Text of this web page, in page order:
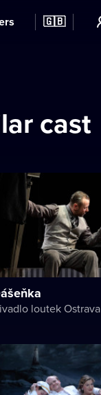
🇬🇧
cast
loutek Ostrava